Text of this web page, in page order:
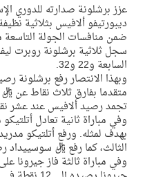
عزز برشلونة صدارته للدوري
ديبورتيفو ألافيس بثلاثية
ضمن منافسات الجولة التاسعة
سجل ثلاثية برشلونة روبرت
السابعة و22 و32.
متقدما بفارق ثلاث نقاط عن
تجمد رصيد ألافيس عند عشر
وفي مباراة ثانية تعادل
الثالث، كما رفع ريال سوسييداد
وفي مباراة ثالثة فاز جيرونا